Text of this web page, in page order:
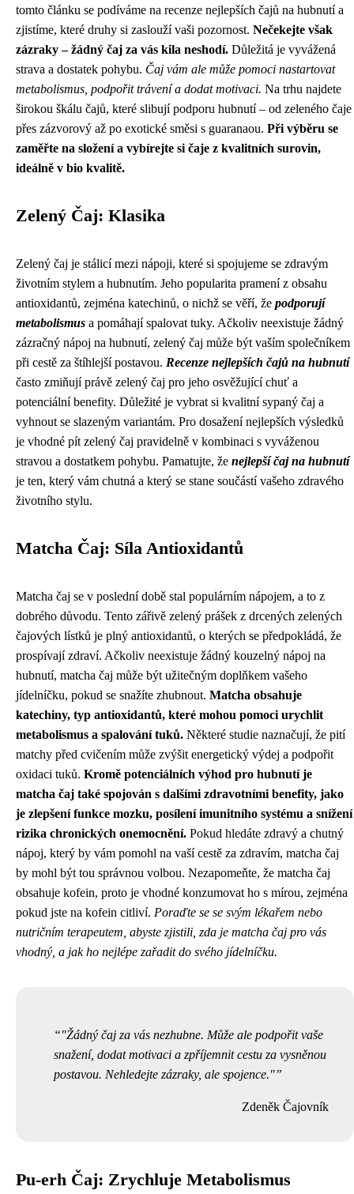
tomto článku se podíváme na recenze nejlepších čajů na hubnutí a
zjistíme, které druhy si zaslouží vaši pozornost. Nečekejte však
zázraky – žádný čaj za vás kila neshodí. Důležitá je vyvážená
strava a dostatek pohybu. Čaj vám ale může pomoci nastartovat
metabolismus, podpořit trávení a dodat motivaci. Na trhu najdete
širokou škálu čajů, které slibují podporu hubnutí – od zeleného čaje
přes zázvorový až po exotické směsi s guaranaou. Při výběru se
zaměřte na složení a vybírejte si čaje z kvalitních surovin,
ideálně v bio kvalitě.
Zelený Čaj: Klasika
Zelený čaj je stálicí mezi nápoji, které si spojujeme se zdravým
životním stylem a hubnutím. Jeho popularita pramení z obsahu
antioxidantů, zejména katechinů, o nichž se věří, že podporují
metabolismus a pomáhají spalovat tuky. Ačkoliv neexistuje žádný
zázračný nápoj na hubnutí, zelený čaj může být vaším společníkem
při cestě za štíhlejší postavou. Recenze nejlepších čajů na hubnutí
často zmiňují právě zelený čaj pro jeho osvěžující chuť a
potenciální benefity. Důležité je vybrat si kvalitní sypaný čaj a
vyhnout se slazeným variantám. Pro dosažení nejlepších výsledků
je vhodné pít zelený čaj pravidelně v kombinaci s vyváženou
stravou a dostatkem pohybu. Pamatujte, že nejlepší čaj na hubnutí
je ten, který vám chutná a který se stane součástí vašeho zdravého
životního stylu.
Matcha Čaj: Síla Antioxidantů
Matcha čaj se v poslední době stal populárním nápojem, a to z
dobrého důvodu. Tento zářivě zelený prášek z drcených zelených
čajových lístků je plný antioxidantů, o kterých se předpokládá, že
prospívají zdraví. Ačkoliv neexistuje žádný kouzelný nápoj na
hubnutí, matcha čaj může být užitečným doplňkem vašeho
jídelníčku, pokud se snažíte zhubnout. Matcha obsahuje
katechiny, typ antioxidantů, které mohou pomoci urychlit
metabolismus a spalování tuků. Některé studie naznačují, že pití
matchy před cvičením může zvýšit energetický výdej a podpořit
oxidaci tuků. Kromě potenciálních výhod pro hubnutí je
matcha čaj také spojován s dalšími zdravotními benefity, jako
je zlepšení funkce mozku, posílení imunitního systému a snížení
rizika chronických onemocnění. Pokud hledáte zdravý a chutný
nápoj, který by vám pomohl na vaší cestě za zdravím, matcha čaj
by mohl být tou správnou volbou. Nezapomeňte, že matcha čaj
obsahuje kofein, proto je vhodné konzumovat ho s mírou, zejména
pokud jste na kofein citliví. Poraďte se se svým lékařem nebo
nutričním terapeutem, abyste zjistili, zda je matcha čaj pro vás
vhodný, a jak ho nejlépe zařadit do svého jídelníčku.
"Žádný čaj za vás nezhubne. Může ale podpořit vaše
snažení, dodat motivaci a zpříjemnit cestu za vysněnou
postavou. Nehledejte zázraky, ale spojence."
Zdeněk Čajovník
Pu-erh Čaj: Zrychluje Metabolismus